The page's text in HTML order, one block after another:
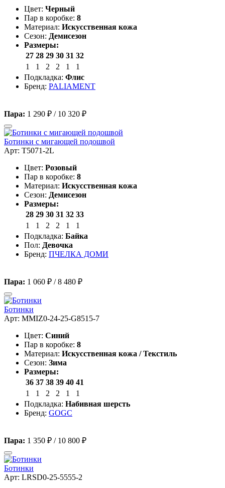
Цвет: Черный
Пар в коробке: 8
Материал: Искусственная кожа
Сезон: Демисезон
Размеры:
27 28 29 30 31 32
1
1 2 2 1
1
Подкладка: Флис
Бренд: PALIAMENT
Пара: 1 290 ₽ / 10 320 ₽
Ботинки с мигающей подошвой
Арт: T5071-2L
Цвет: Розовый
Пар в коробке: 8
Материал: Искусственная кожа
Сезон: Демисезон
Размеры:
28 29 30 31 32 33
1
1 2 2 1
1
Подкладка: Байка
Пол: Девочка
Бренд: ПЧЕЛКА ДОМИ
Пара: 1 060 ₽ /8 480 ₽
Ботинки
Арт: MMIZ0-24-25-G8515-7
Цвет: Синий
Пар в коробке: 8
Материал: Искусственная кожа / Текстиль
Сезон: Зима
Размеры:
36 37 38 39 40 41
1
1 2 2 1
1
Подкладка: Набивная шерсть
Бренд: GOGC
Пара: 1 350 ₽ / 10 800 ₽
Ботинки
Арт: LRSD0-25-5555-2